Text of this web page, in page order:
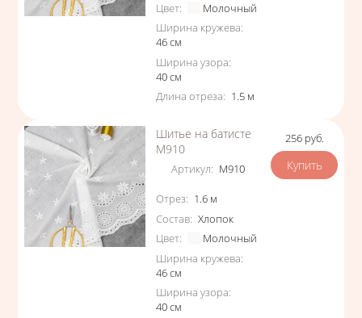
Цвет:
Молочный
Ширина кружева:
46см
Ширина узора:
40см
Длина отреза: 1.5 м
Шитье на батисте
М910
Артикул: М910
Характеристики
Отрез: 1.6 м
Состав: Хлопок
Цвет:
Молочный
Ширина кружева:
46см
Ширина узора:
40см
Цена
256 руб.